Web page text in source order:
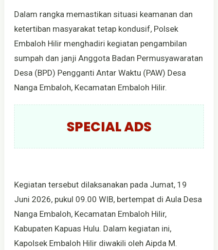
Dalam rangka memastikan situasi keamanan dan
ketertiban masyarakat tetap kondusif, Polsek
Embaloh Hilir menghadiri kegiatan pengambilan
sumpah dan janji Anggota Badan Permusyawaratan
Desa (BPD) Pengganti Antar Waktu (PAW) Desa
Nanga Embaloh, Kecamatan Embaloh Hilir.
SPECIAL ADS
Kegiatan tersebut dilaksanakan pada Jumat, 19
Juni 2026, pukul 09.00 WIB, bertempat di Aula Desa
Nanga Embaloh, Kecamatan Embaloh Hilir,
Kabupaten Kapuas Hulu. Dalam kegiatan ini,
Kapolsek Embaloh Hilir diwakili oleh Aipda M.